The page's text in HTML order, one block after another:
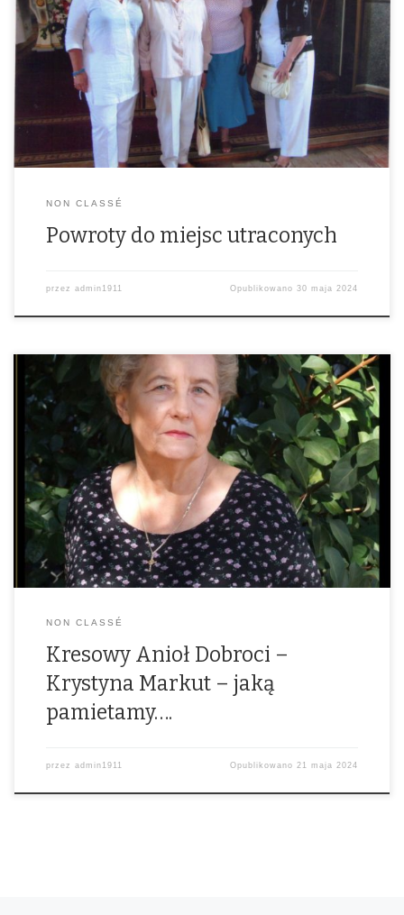
Zachęcamy do przeczytania artykułu Danuty Skalskiej Prezes
Towarzystwa Miłośników Lwowa i Redaktor Lwowskiej Fali Polskiego
Radia Katowice. O śp. Krystynie Markut z Florydy i o nas – cośmy z nią
razem pokonywały setki kilometrów po „dzikich polach”, by trafić do
Rodaków czekających na naszą pomoc. Przeczytajcie, proszę o tym
jak te […]
NON CLASSÉ
Powroty do miejsc utraconych
przez admin1911 Opublikowano30 maja 2024
Odeszła do Boga 18 maja 2024 po trudnym ale pięknym życiu – nie
zapominając na emigracji o Polsce i Polakach na Kresach.
https://archiwumemigranta.pl/krystyna-markut/ Krystyna Markut –
moja serdeczna Przyjaciółka, niestrudzona orędowniczka Kresów,
kustosz historycznej pamięci, charyzmatyczna działaczka
nieustannie poszukująca w Ameryce sprzymierzeńców dla
charytatywnej działalności na rzecz Pomocy Polakom na […]
NON CLASSÉ
Kresowy Anioł Dobroci –
Krystyna Markut – jaką
pamietamy….
przez admin1911 Opublikowano21 maja 2024